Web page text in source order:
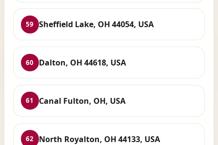
59 Sheffield Lake, OH 44054, USA
60 Dalton, OH 44618, USA
61 Canal Fulton, OH, USA
62 North Royalton, OH 44133, USA